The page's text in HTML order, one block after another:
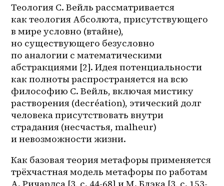
Теология С. Вейль рассматривается
как теология Абсолюта, присутствующего
в мире условно (втайне),
но существующего безусловно
по аналогии с математическими
абстракциями [2]. Идея потенциальности
как полноты распространяется на всю
философию С. Вейль, включая мистику
растворения (decréation), этический долг
человека присутствовать внутри
страдания (несчастья, malheur)
и невозможности жизни.
Как базовая теория метафоры применяется
трёхчастная модель метафоры по работам